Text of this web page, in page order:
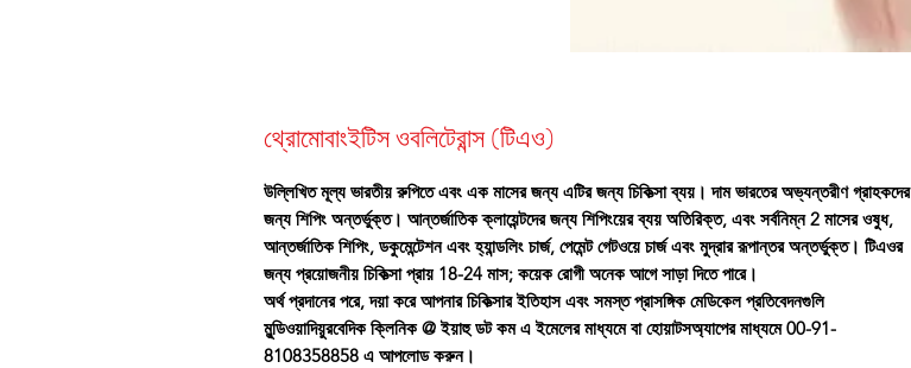
থ্রোমোবাংইটিস ওবলিটেরান্স (টিএও)
উল্লিখিত মূল্য ভারতীয় রুপিতে এবং এক মাসের জন্য এটির জন্য চিকিত্সা ব্যয়। দাম ভারতের অভ্যন্তরীণ গ্রাহকদের
জন্য শিপিং অন্তর্ভুক্ত। আন্তর্জাতিক ক্লায়েন্টদের জন্য শিপিংয়ের ব্যয় অতিরিক্ত, এবং সর্বনিম্ন 2 মাসের ওষুধ,
আন্তর্জাতিক শিপিং, ডকুমেন্টেশন এবং হ্যান্ডলিং চার্জ, পেমেন্ট গেটওয়ে চার্জ এবং মুদ্রার রূপান্তর অন্তর্ভুক্ত। টিএওর
জন্য প্রয়োজনীয় চিকিত্সা প্রায় 18-24 মাস; কয়েক রোগী অনেক আগে সাড়া দিতে পারে।
অর্থ প্রদানের পরে, দয়া করে আপনার চিকিত্সার ইতিহাস এবং সমস্ত প্রাসঙ্গিক মেডিকেল প্রতিবেদনগুলি
মুন্ডিওয়াদিয়ুরবেদিক ক্লিনিক @ ইয়াহু ডট কম এ ইমেলের মাধ্যমে বা হোয়াটসঅ্যাপের মাধ্যমে 00-91-
8108358858 এ আপলোড করুন।